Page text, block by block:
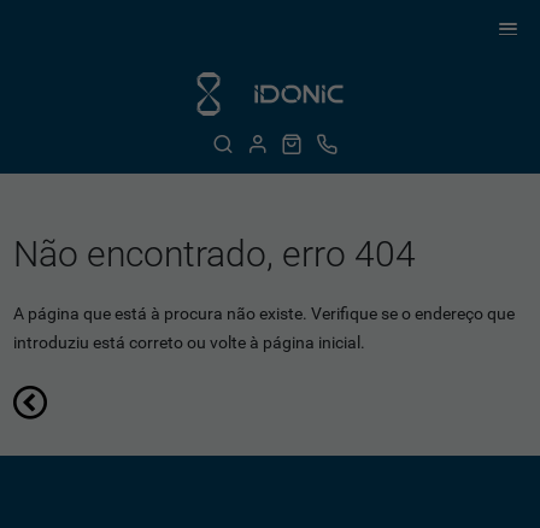
Não encontrado, erro 404
A página que está à procura não existe. Verifique se o endereço que
introduziu está correto ou volte à página inicial.